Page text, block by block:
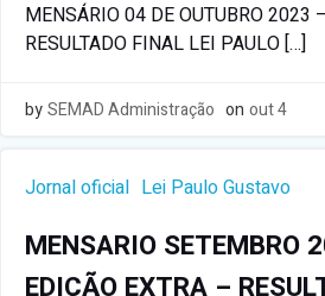
MENSÁRIO 04 DE OUTUBRO 2023
RESULTADO FINAL LEI PAULO […]
bySEMAD Administração on out 4
Jornal oficial Lei Paulo Gustavo
MENSARIO SETEMBRO
EDIÇÃO EXTRA –